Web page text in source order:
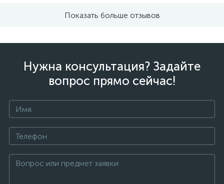
Показать больше отзывов
Нужна консультация? Задайте
вопрос прямо сейчас!